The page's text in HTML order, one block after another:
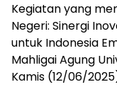
Kegiatan yang
Negeri: Sinergi
untuk Indonesia
Mahligai Agung
Kamis (12/06/